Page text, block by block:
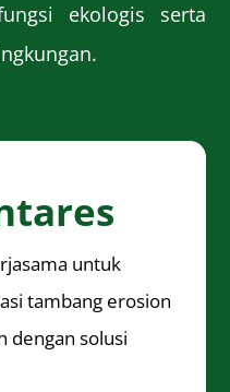
ekologis serta
untuk
tambang erosion
dengan solusi